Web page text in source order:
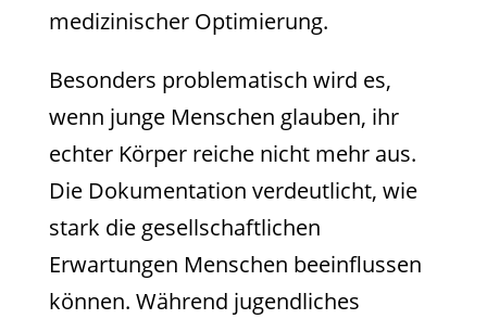
medizinischer Optimierung.
Besonders problematisch wird es,
wenn junge Menschen glauben, ihr
echter Körper reiche nicht mehr aus.
Die Dokumentation verdeutlicht, wie
stark die gesellschaftlichen
Erwartungen Menschen beeinflussen
können. Während jugendliches